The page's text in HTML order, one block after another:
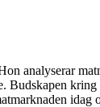
analyserar